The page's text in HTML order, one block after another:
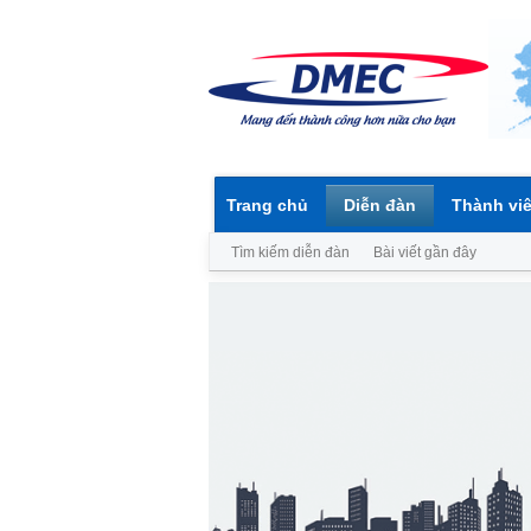
Trang chủ Diễn đàn
Tìm kiếm diễn đàn Bài viết gần đây
Thành